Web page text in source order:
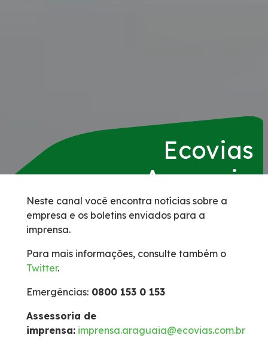
público caminhoneiro
Apreensão de Animais
Benefícios Tarifários
BSO
Faixa de Domínio
Inspeção de Tráfego
Isenção de Veículos Oficiais
Ecovias
Araguaia
Neste canal você encontra notícias sobre a
empresa e os boletins enviados para a
imprensa.
Para mais informações, consulte também o
Twitter.
Emergências: 0800 153 0 153
Assessoria de
imprensa: imprensa.araguaia@ecovias.com.br